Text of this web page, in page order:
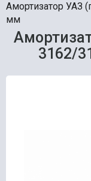
Амортизатор УАЗ
мм
3162/